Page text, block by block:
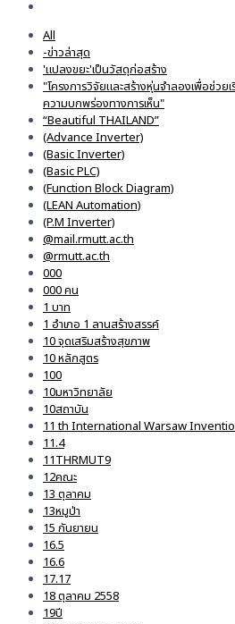
All
-ข่าวล่าสุด
'แปลงขยะ'เป็นวัสดุก่อสร้าง
"โครงการวิจัยและสร้างหุ่นจำลองเพื่อช่ว
ความบกพร่องทางการเห็น"
“Beautiful THAILAND”
(Advance Inverter)
(Basic Inverter)
(Basic PLC)
(Function Block Diagram)
(LEAN Automation)
(P.M Inverter)
@mail.rmutt.ac.th
@rmutt.ac.th
000
000 คน
1 บาท
1 อำเภอ 1 ลานสร้างสรรค์
10 จุดเสริมสร้างสุขภาพ
10 หลักสูตร
100
10มหาวิทยาลัย
10สถาบัน
11 th International Warsaw
11.4
11THRMUT9
12คณะ
13 ตุลาคม
13หมูป่า
15 กันยายน
16.5
16.6
17.17
18 ตุลาคม 2558
19ปี